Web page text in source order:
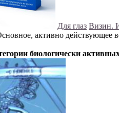
Для глаз Визин.
активно действующее
биологически